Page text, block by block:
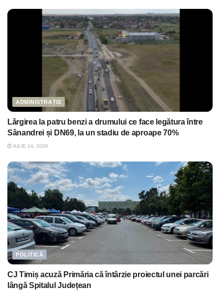
ADMINISTRAȚIE
Lărgirea la patru benzi a drumului ce face legătura între
Sânandrei și DN69, la un stadiu de aproape 70%
IULIE 24, 2026
POLITICĂ
CJ Timiș acuză Primăria că întârzie proiectul unei parcări
lângă Spitalul Județean